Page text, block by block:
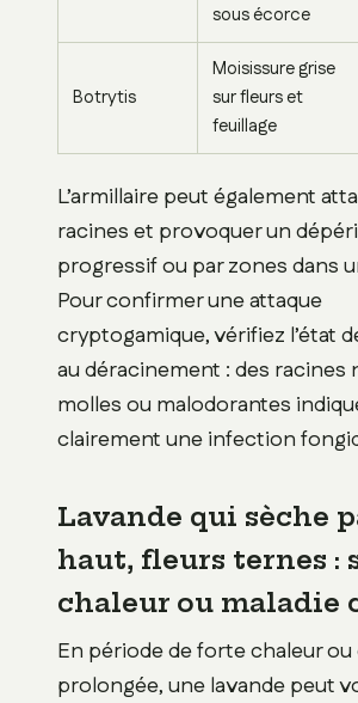
sous écorce
Botrytis
Moisissure grise
sur fleurs et
feuillage
L’armillaire peut également
racines et provoquer un
progressif ou par zones dans
Pour confirmer une attaque
cryptogamique, vérifiez l’état
au déracinement : des racines
molles ou malodorantes
clairement une infection
Lavande qui sèche
haut, fleurs ternes :
chaleur ou maladie
En période de forte chaleur
prolongée, une lavande peut